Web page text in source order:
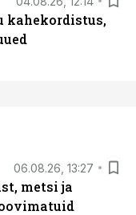
kahekordistus,
06.08.26, 13:27
metsi ja